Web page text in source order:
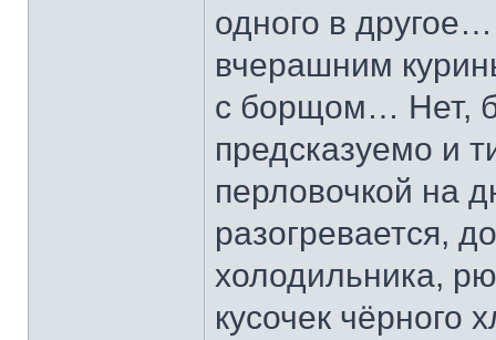
одного в
вчерашним
с борщом… Нет,
предсказуемо и
перловочкой на
разогревается,
холодильника,
кусочек